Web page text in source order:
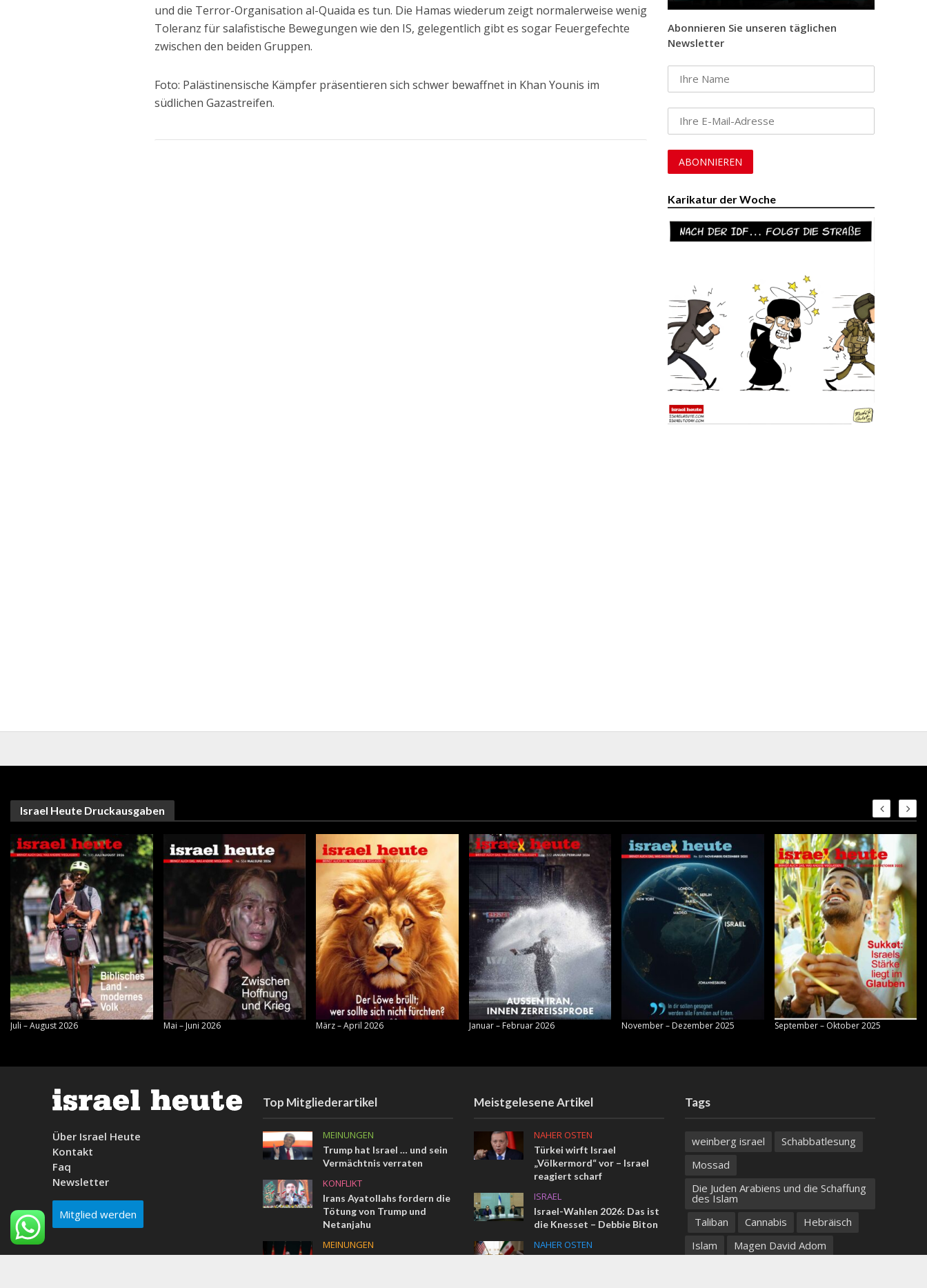
und die Terror-Organisation al-Quaida es tun. Die Hamas wiederum zeigt normalerweise wenig
Toleranz für salafistische Bewegungen wie den IS, gelegentlich gibt es sogar Feuergefechte
zwischen den beiden Gruppen.
Foto: Palästinensische Kämpfer präsentieren sich schwer bewaffnet in Khan Younis im
südlichen Gazastreifen.
Abonnieren Sie unseren täglichen
Newsletter
Karikatur der Woche
Israel Heute Druckausgaben
Juli – August 2026 Mai – Juni 2026 März – April 2026 Januar – Februar 2026 November – Dezember 2025 September – Oktober 2025
Über Israel Heute
Kontakt
Faq
Newsletter
Mitglied werden
Top Mitgliederartikel
MEINUNGEN
Trump hat Israel … und sein
Vermächtnis verraten
KONFLIKT
Irans Ayatollahs fordern die
Tötung von Trump und
Netanjahu
MEINUNGEN
Meistgelesene Artikel
NAHER OSTEN
Türkei wirft Israel
„Völkermord“ vor – Israel
reagiert scharf
ISRAEL
Israel-Wahlen 2026: Das ist
die Knesset – Debbie Biton
NAHER OSTEN
Tags
weinberg israel
Schabbatlesung
Mossad
Die Juden Arabiens und die Schaffung
des Islam
Taliban
Cannabis
Hebräisch
Islam
Magen David Adom